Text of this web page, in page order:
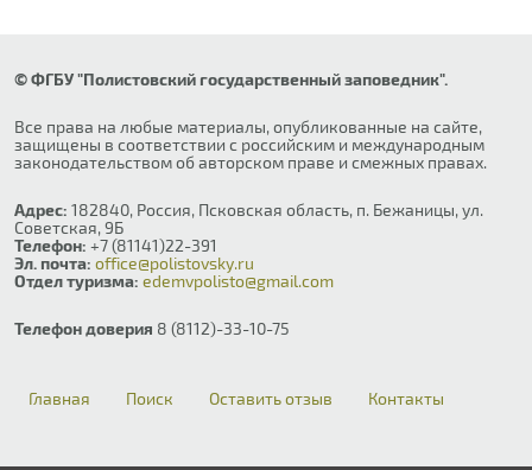
© ФГБУ "Полистовский государственный заповедник".
Все права на любые материалы, опубликованные на сайте,
защищены в соответствии с российским и международным
законодательством об авторском праве и смежных правах.
Адрес: 182840, Россия, Псковская область, п. Бежаницы, ул.
Советская, 9Б
Телефон: +7 (81141)22-391
Эл. почта: office@polistovsky.ru
Отдел туризма: edemvpolisto@gmail.com
Телефон доверия 8 (8112)-33-10-75
Главная Поиск Оставить отзыв Контакты